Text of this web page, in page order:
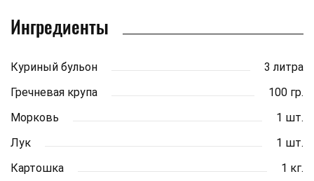
Ингредиенты
Куриный бульон
3 литра
Гречневая крупа
100 гр.
Морковь
1 шт.
Лук
1 шт.
Картошка
1 кг.